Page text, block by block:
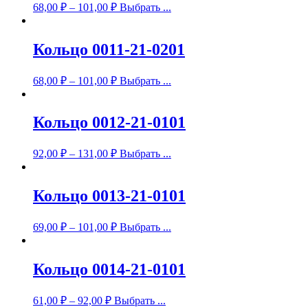
68,00 ₽ – 101,00 ₽ Выбрать ...
Кольцо 0011-21-0201
68,00 ₽ – 101,00 ₽ Выбрать ...
Кольцо 0012-21-0101
92,00 ₽ – 131,00 ₽ Выбрать ...
Кольцо 0013-21-0101
69,00 ₽ – 101,00 ₽ Выбрать ...
Кольцо 0014-21-0101
61,00 ₽ – 92,00 ₽ Выбрать ...